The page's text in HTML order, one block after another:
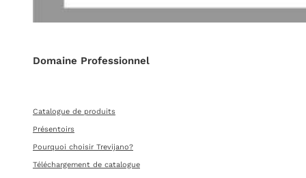
Domaine Professionnel
Catalogue de produits
Présentoirs
Pourquoi choisir Trevijano?
Téléchargement de catalogue